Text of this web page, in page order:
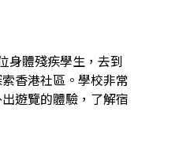
身體殘疾學生，去到
香港社區。學校非常
遊覽的體驗，了解宿